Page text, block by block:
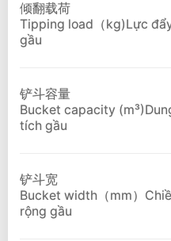
倾翻载荷
Tipping load（kg)Lực
gầu
铲斗容量
Bucket capacity
tích gầu
铲斗宽
Bucket width（mm）
rộng gầu